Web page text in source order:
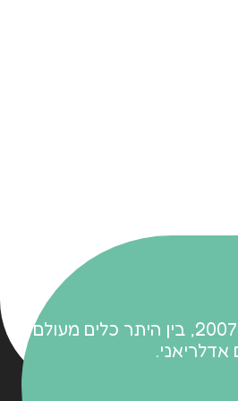
הגישה מבוססת על אבני דרך שנאספו החל משנת 2007, בין היתר כלים מעולם